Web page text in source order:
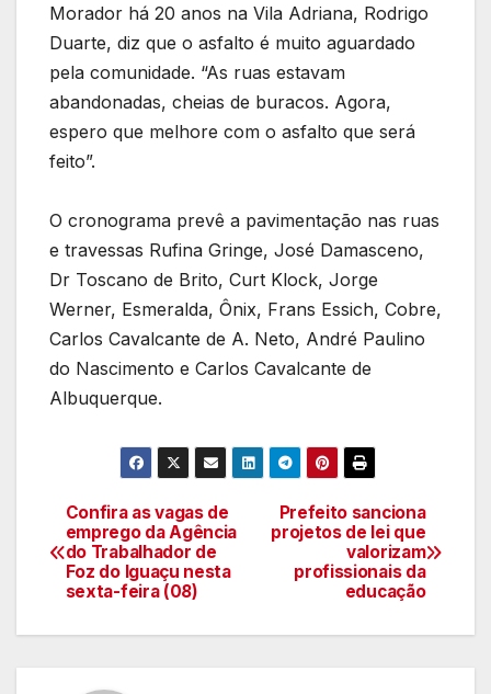
Morador há 20 anos na Vila Adriana, Rodrigo
Duarte, diz que o asfalto é muito aguardado
pela comunidade. “As ruas estavam
abandonadas, cheias de buracos. Agora,
espero que melhore com o asfalto que será
feito”.
O cronograma prevê a pavimentação nas ruas
e travessas Rufina Gringe, José Damasceno,
Dr Toscano de Brito, Curt Klock, Jorge
Werner, Esmeralda, Ônix, Frans Essich, Cobre,
Carlos Cavalcante de A. Neto, André Paulino
do Nascimento e Carlos Cavalcante de
Albuquerque.
Navegação
de
Prefeito sanciona
projetos de lei que
valorizam
profissionais da
educação
Confira as vagas de
emprego da Agência
do Trabalhador de
Foz do Iguaçu nesta
sexta-feira (08)